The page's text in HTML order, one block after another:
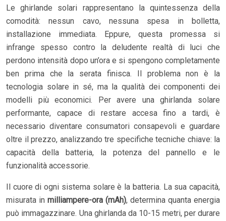
Le ghirlande solari rappresentano la quintessenza della
comodità: nessun cavo, nessuna spesa in bolletta,
installazione immediata. Eppure, questa promessa si
infrange spesso contro la deludente realtà di luci che
perdono intensità dopo un’ora e si spengono completamente
ben prima che la serata finisca. Il problema non è la
tecnologia solare in sé, ma la qualità dei componenti dei
modelli più economici. Per avere una ghirlanda solare
performante, capace di restare accesa fino a tardi, è
necessario diventare consumatori consapevoli e guardare
oltre il prezzo, analizzando tre specifiche tecniche chiave: la
capacità della batteria, la potenza del pannello e le
funzionalità accessorie.
Il cuore di ogni sistema solare è la batteria. La sua capacità,
misurata in milliampere-ora (mAh), determina quanta energia
può immagazzinare. Una ghirlanda da 10-15 metri, per durare